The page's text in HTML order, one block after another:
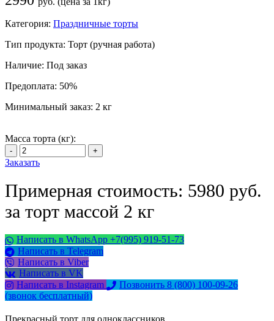
Категория: Праздничные торты
Тип продукта: Торт (ручная работа)
Наличие: Под заказ
Предоплата: 50%
Минимальный заказ: 2 кг
Масса торта (кг):
Заказать
Примерная стоимость: 5980 руб.
за торт массой 2 кг
Написать в WhatsApp +7(995) 919-51-73
Написать в Telegram
Написать в Viber
Написать в VK
Написать в Instagram
Позвонить 8 (800) 100-09-26
(звонок бесплатный)
Прекрасный торт для одноклассников.